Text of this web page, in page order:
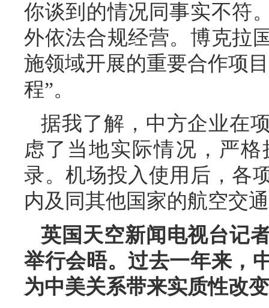
你谈到的情况同事实不符
外依法合规经营。博克拉
施领域开展的重要合作项
程”。
据我了解，中方企业在
虑了当地实际情况，严
录。机场投入使用后，各
内及同其他国家的航空交
英国天空新闻电视台记
举行会晤。过去一年来，
为中美关系带来实质性改